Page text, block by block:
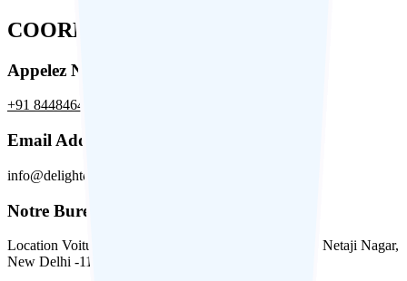
COORDONNÉES
Appelez Nous
+91 8448464491
Email Address
info@delightedjourney.com
Notre Bureau
Location Voiture en Inde: Shop no 8, Suvidha Market, Netaji Nagar,
New Delhi -110023